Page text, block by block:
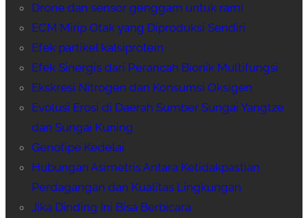
Drone dan sensor genggam untuk rami
ECM Mirip Otak yang Diproduksi Sendiri
Efek partikel kalsiprotein
Efek Sinergis dari Perancah Bionik Multifungsi
Ekskresi Nitrogen dan Konsumsi Oksigen
Evolusi Erosi di Daerah Sumber Sungai Yangtze
dan Sungai Kuning
Genotipe Kedelai
Hubungan Asimetris Antara Ketidakpastian
Perdagangan dan Kualitas Lingkungan
Jika Dinding Ini Bisa Berbicara